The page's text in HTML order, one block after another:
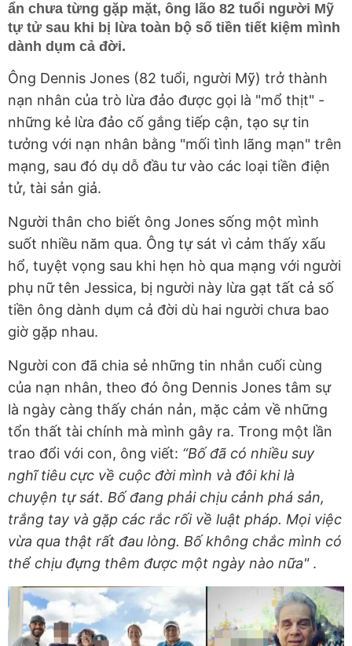
ẩn chưa từng gặp mặt, ông lão 82 tuổi người Mỹ
tự tử sau khi bị lừa toàn bộ số tiền tiết kiệm mình
dành dụm cả đời.
Ông Dennis Jones (82 tuổi, người Mỹ) trở thành
nạn nhân của trò lừa đảo được gọi là "mổ thịt" -
những kẻ lừa đảo cố gắng tiếp cận, tạo sự tin
tưởng với nạn nhân bằng "mối tình lãng mạn" trên
mạng, sau đó dụ dỗ đầu tư vào các loại tiền điện
tử, tài sản giả.
Người thân cho biết ông Jones sống một mình
suốt nhiều năm qua. Ông tự sát vì cảm thấy xấu
hổ, tuyệt vọng sau khi hẹn hò qua mạng với người
phụ nữ tên Jessica, bị người này lừa gạt tất cả số
tiền ông dành dụm cả đời dù hai người chưa bao
giờ gặp nhau.
Người con đã chia sẻ những tin nhắn cuối cùng
của nạn nhân, theo đó ông Dennis Jones tâm sự
là ngày càng thấy chán nản, mặc cảm về những
tổn thất tài chính mà mình gây ra. Trong một lần
trao đổi với con, ông viết: “Bố đã có nhiều suy
nghĩ tiêu cực về cuộc đời mình và đôi khi là
chuyện tự sát. Bố đang phải chịu cảnh phá sản,
trắng tay và gặp các rắc rối về luật pháp. Mọi việc
vừa qua thật rất đau lòng. Bố không chắc mình có
thể chịu đựng thêm được một ngày nào nữa" .